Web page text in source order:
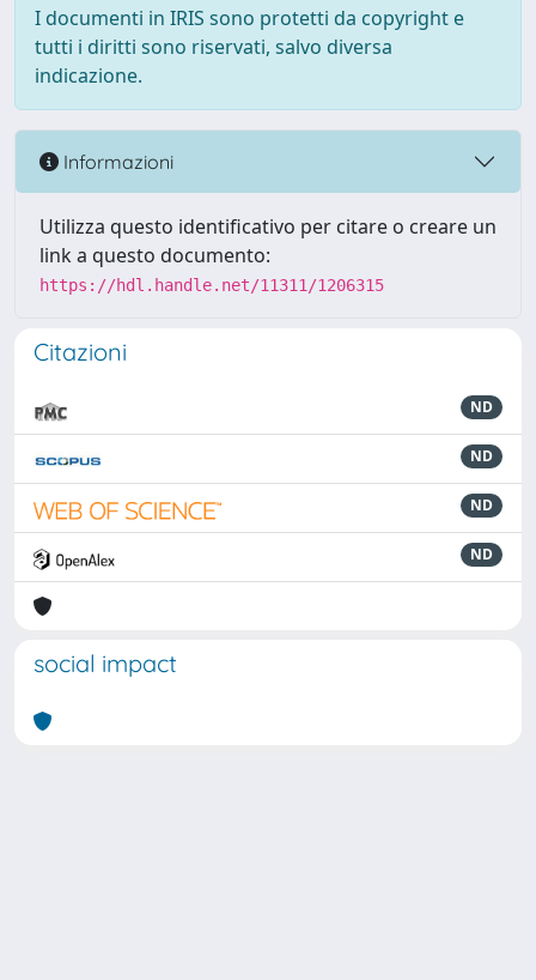
I documenti in IRIS sono protetti da copyright e
tutti i diritti sono riservati, salvo diversa
indicazione.
Informazioni
Utilizza questo identificativo per citare o creare un
link a questo documento:
https://hdl.handle.net/11311/1206315
Citazioni
ND
ND
ND
ND
social impact